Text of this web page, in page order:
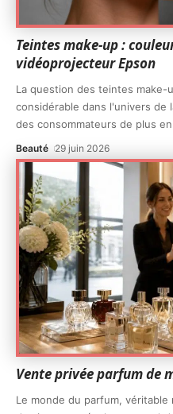
Teintes make-up :
vidéoprojecteur Epson
La question des teintes make-
considérable dans l'univers de
des consommateurs de plus en
Beauté 29 juin 2026
Vente privée parfum de
Le monde du parfum,